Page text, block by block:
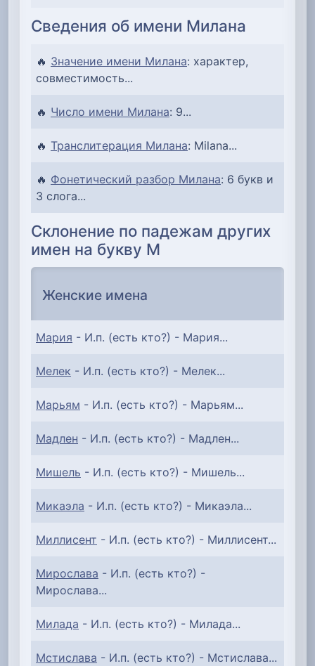
Сведения об имени Милана
🔥 Значение имени Милана: характер,
совместимость...
🔥 Число имени Милана: 9...
🔥 Транслитерация Милана: Milana...
🔥 Фонетический разбор Милана: 6 букв и
3 слога...
Склонение по падежам других
имен на букву М
Женские имена
Мария - И.п. (есть кто?) - Мария...
Мелек - И.п. (есть кто?) - Мелек...
Марьям - И.п. (есть кто?) - Марьям...
Мадлен - И.п. (есть кто?) - Мадлен...
Мишель - И.п. (есть кто?) - Мишель...
Микаэла - И.п. (есть кто?) - Микаэла...
Миллисент - И.п. (есть кто?) - Миллисент...
Мирослава - И.п. (есть кто?) -
Мирослава...
Милада - И.п. (есть кто?) - Милада...
Мстислава - И.п. (есть кто?) - Мстислава...